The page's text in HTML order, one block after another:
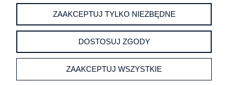
O NAS
ZAAKCEPTUJ TYLKO NIEZBĘDNE
DOSTOSUJ ZGODY
ZAAKCEPTUJ WSZYSTKIE